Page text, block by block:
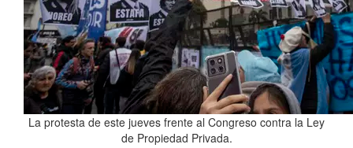
La protesta de este jueves frente al Congreso contra la Ley
de Propiedad Privada.